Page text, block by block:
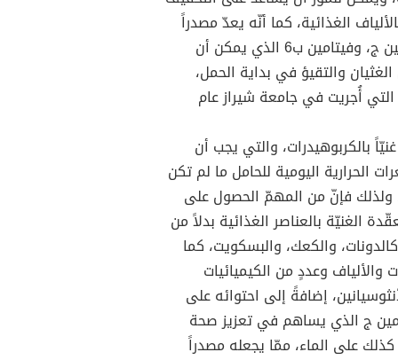
الغذائية، كما أنّه يعدّ مصدراً
جيداً للبوتاسيوم، وفيتامين ج، وفيتامين ب6 الذي يمكن أن
والتقيؤ في بداية الحمل،
أُجريت في جامعة شيراز عام
بالكربوهيدرات، والتي يجب أن
السعرات الحرارية اليومية للحامل ما لم تكن
فإنّ من المهمّ الحصول على
الغنيّة بالعناصر الغذائية بدلاً من
والكعك، والبسكويت، كما
والألياف وعددٍ من الكيميائيات
إضافةً إلى احتوائه على
ج الذي يساهم في تعزيز صحة
كذلك على الماء، ممّا يجعله مصدراً